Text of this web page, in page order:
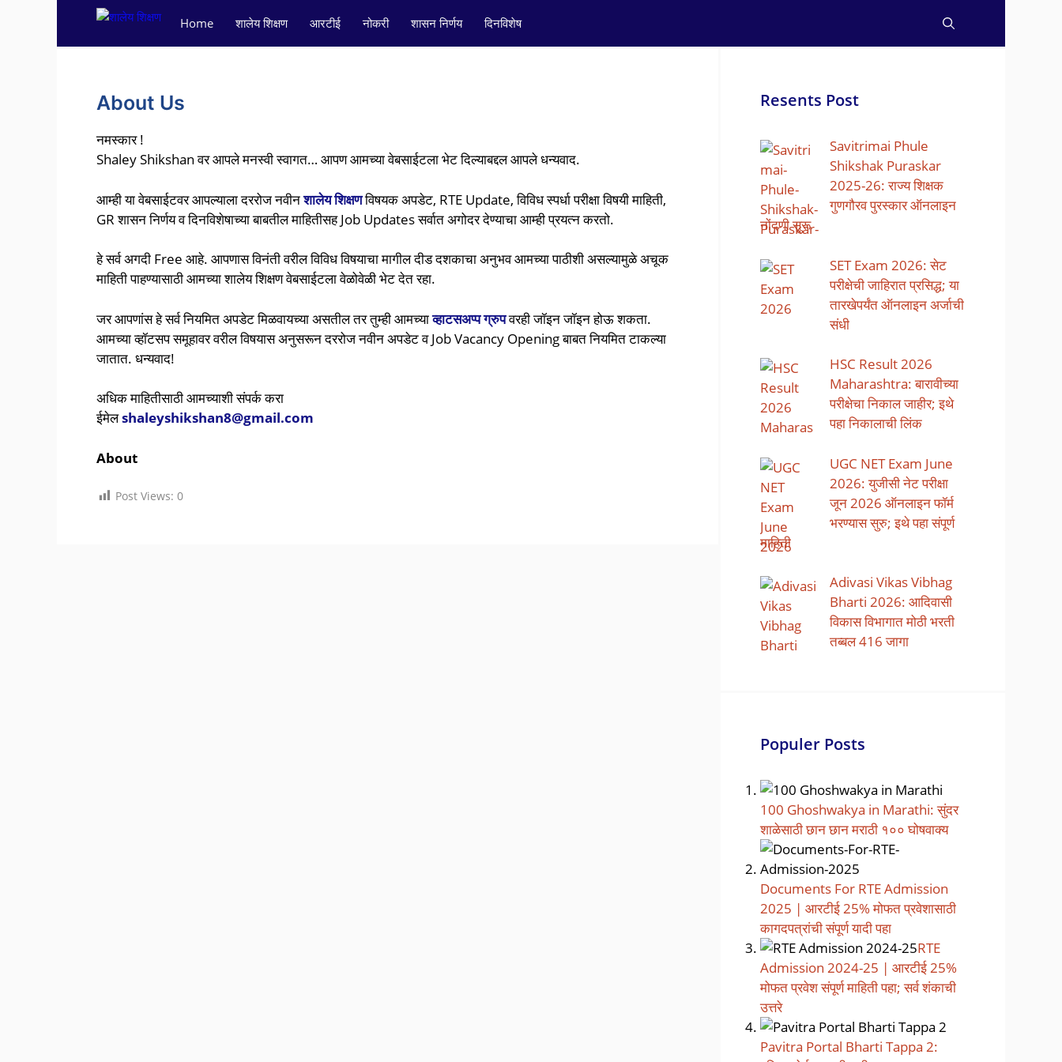
Home शालेय शिक्षण आरटीई नोकरी शासन निर्णय दिनविशेष
About Us
नमस्कार !
Shaley Shikshan वर आपले मनस्वी स्वागत… आपण आमच्या वेबसाईटला भेट दिल्याबद्दल आपले धन्यवाद.
आम्ही या वेबसाईटवर आपल्याला दररोज नवीनशालेय शिक्षणविषयक अपडेट, RTE Update, विविध स्पर्धा परीक्षा विषयी माहिती,
GR शासन निर्णय व दिनविशेषाच्या बाबतील माहितीसह Job Updates सर्वात अगोदर देण्याचा आम्ही प्रयत्न करतो.
हे सर्व अगदी Free आहे. आपणास विनंती वरील विविध विषयाचा मागील दीड दशकाचा अनुभव आमच्या पाठीशी असल्यामुळे अचूक
माहिती पाहण्यासाठी आमच्या शालेय शिक्षण वेबसाईटला वेळोवेळी भेट देत रहा.
जर आपणांस हे सर्व नियमित अपडेट मिळवायच्या असतील तर तुम्ही आमच्याव्हाटसअप्प ग्रुपवरही जॉइन जॉइन होऊ शकता.
आमच्या व्हॉटसप समूहावर वरील विषयास अनुसरून दररोज नवीन अपडेट व Job Vacancy Opening बाबत नियमित टाकल्या
जातात. धन्यवाद!
अधिक माहितीसाठी आमच्याशी संपर्क करा
ईमेलshaleyshikshan8@gmail.com
About
Post Views: 0
Resents Post
Savitrimai Phule
Shikshak Puraskar
2025-26: राज्य शिक्षक
गुणगौरव पुरस्कार ऑनलाइन
नोंदणी सुरू
SET Exam 2026: सेट
परीक्षेची जाहिरात प्रसिद्ध; या
तारखेपर्यंत ऑनलाइन अर्जाची
संधी
HSC Result 2026
Maharashtra: बारावीच्या
परीक्षेचा निकाल जाहीर; इथे
पहा निकालाची लिंक
UGC NET Exam June
2026: युजीसी नेट परीक्षा
जून 2026 ऑनलाइन फॉर्म
भरण्यास सुरु; इथे पहा संपूर्ण
माहिती
Adivasi Vikas Vibhag
Bharti 2026: आदिवासी
विकास विभागात मोठी भरती
तब्बल 416 जागा
Populer Posts
100 Ghoshwakya in Marathi: सुंदर
शाळेसाठी छान छान मराठी १०० घोषवाक्य
Documents For RTE Admission
2025 | आरटीई 25% मोफत प्रवेशासाठी
कागदपत्रांची संपूर्ण यादी पहा
RTE
Admission 2024-25 | आरटीई 25%
मोफत प्रवेश संपूर्ण माहिती पहा; सर्व शंकाची
उत्तरे
Pavitra Portal Bharti Tappa 2: